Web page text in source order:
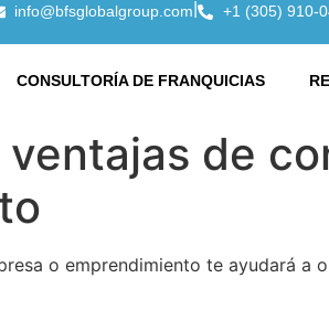
info@bfsglobalgroup.com +1 (305) 910-
CONSULTORÍA DE FRANQUICIAS
de
o emprendimiento te ayudará